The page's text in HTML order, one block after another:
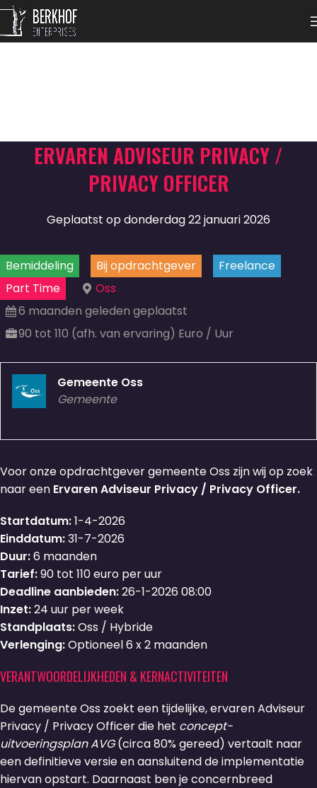
ERVAREN ADVISEUR PRIVACY /
PRIVACY OFFICER
Geplaatst op donderdag 22 januari 2026
Bemiddeling Bij opdrachtgever
Freelance
Part Time
Oss
6 maanden geleden geplaatst
90 tot 110 (afh. van ervaring) Euro / Uur
Gemeente Oss
Gemeente
Voor onze opdrachtgever gemeente Oss zijn wij op zoek
naar een Ervaren Adviseur Privacy / Privacy Officer.
Startdatum:1-4-2026
Einddatum:31-7-2026
Duur:6 maanden
Tarief:90 tot 110 euro per uur
Deadline aanbieden:26-1-2026 08:00
Inzet:24 uur per week
Standplaats:Oss / Hybride
Verlenging:Optioneel 6 x 2 maanden
VERANTWOORDELIJKHEDEN & KERNACTIVITEITEN
De gemeente Oss zoekt een tijdelijke, ervaren Adviseur
Privacy / Privacy Officer die het concept-
uitvoeringsplan AVG(circa 80% gereed) vertaalt naar
een definitieve versie en aansluitend de implementatie
hiervan opstart. Daarnaast ben je concernbreed